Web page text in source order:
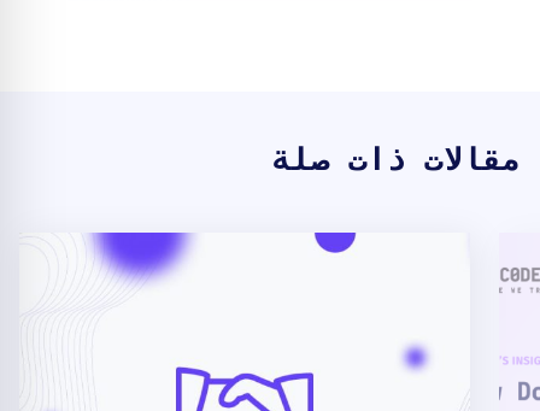
مقالات ذات صلة